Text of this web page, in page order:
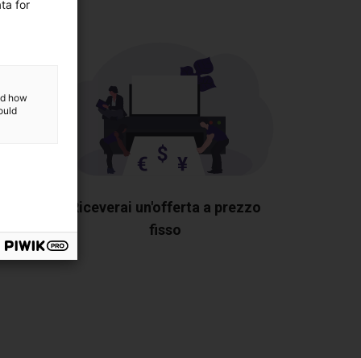
te
Riceverai un'offerta a prezzo
fisso
for
how